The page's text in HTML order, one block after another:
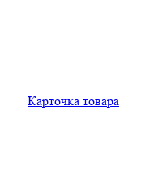
Карточка товара